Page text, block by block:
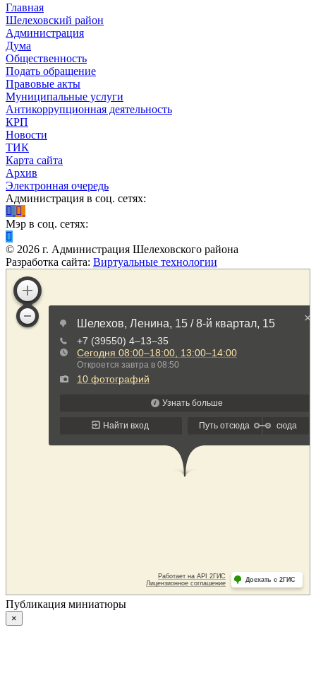
Главная
Шелеховский район
Администрация
Дума
Общественность
Подать обращение
Правовые акты
Муниципальные услуги
Антикоррупционная деятельность
КРП
Новости
ТИК
Карта сайта
Архив
Электронная очередь
Администрация в соц. сетях:
Мэр в соц. сетях:
© 2026 г. Администрация Шелеховского района
Разработка сайта: Виртуальные технологии
Публикация миниатюры
×